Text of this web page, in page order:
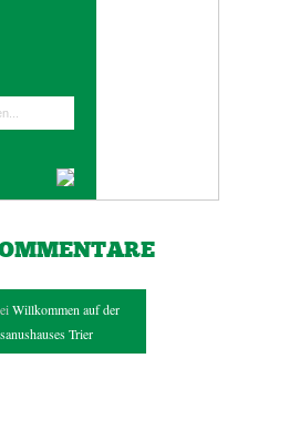
Willkommen auf der
Trier